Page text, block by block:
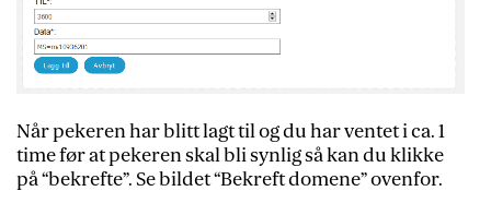
Når pekeren har blitt lagt til og du har ventet i ca. 1
time før at pekeren skal bli synlig så kan du klikke
på “bekrefte”. Se bildet “Bekreft domene” ovenfor.